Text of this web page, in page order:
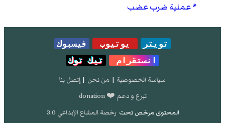
عملية ضرب عضب
تويتر يوتيوب
فيسبوك
انستقرام
تيك توك
سياسة الخصوصية | من نحن | إتصل بنا
تبرع و دعم ❤️ donation
المحتوى مرخص تحت رخصة المشاع الإبداعي 3.0